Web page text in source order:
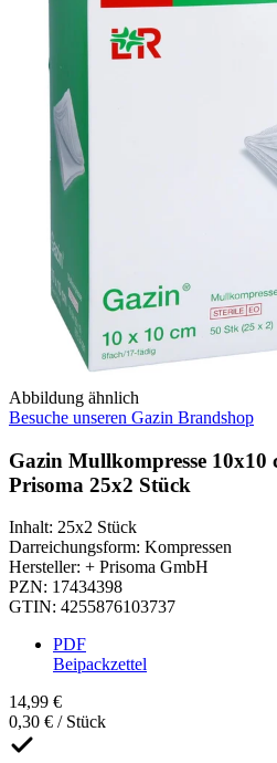
Abbildung ähnlich
Besuche unseren Gazin Brandshop
Gazin Mullkompresse 10x10
Prisoma 25x2 Stück
Inhalt: 25x2 Stück
Darreichungsform: Kompressen
Hersteller: + Prisoma GmbH
PZN: 17434398
GTIN: 4255876103737
PDF
Beipackzettel
14,99 €
0,30 € / Stück